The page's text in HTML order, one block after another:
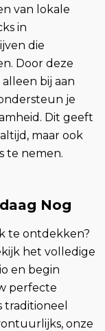
van lokale
in
die
Door deze
bij aan
je
Dit geeft
maar ook
te nemen.
Nog
te ontdekken?
het volledige
en begin
perfecte
traditioneel
onze